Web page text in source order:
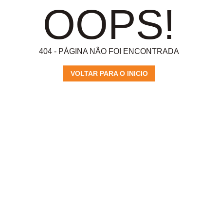
OOPS!
404 - PÁGINA NÃO FOI ENCONTRADA
VOLTAR PARA O INICIO